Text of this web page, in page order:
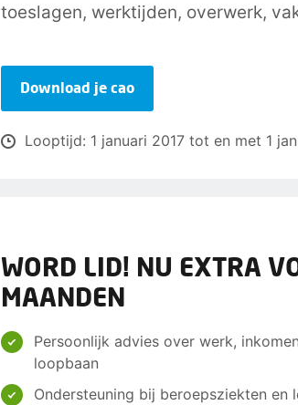
toeslagen, werktijden, overwerk,
Download je cao
Looptijd: 1 januari 2017 tot en met 1
WORD LID! NU EXTRA
MAANDEN
Persoonlijk advies over werk,
loopbaan
Ondersteuning bij beroepsziekten en